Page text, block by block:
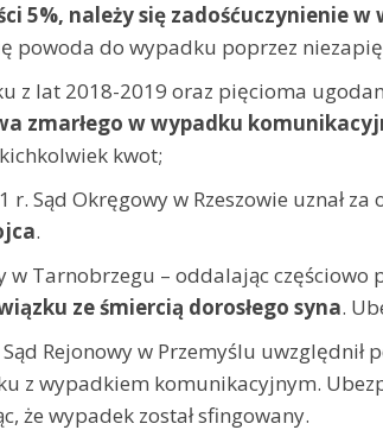
należy się zadośćuczynienie w
powoda do wypadku poprzez
z lat 2018-2019 oraz pięcioma
w wypadku
kwot;
Sąd Okręgowy w Rzeszowie uznał za
.
Tarnobrzegu – oddalając częściowo
ze śmiercią dorosłego syna.
Rejonowy w Przemyślu uwzględnił
z wypadkiem komunikacyjnym.
że wypadek został sfingowany.